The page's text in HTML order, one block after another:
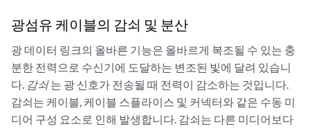
광섬유 케이블의 감쇠 및 분산
광 데이터 링크의 올바른 기능은 올바르게 복조될 수 있는 충
분한 전력으로 수신기에 도달하는 변조된 빛에 달려 있습니
다. 감쇠는 광 신호가 전송될 때 전력이 감소하는 것입니다.
감쇠는 케이블, 케이블 스플라이스 및 커넥터와 같은 수동 미
디어 구성 요소로 인해 발생합니다. 감쇠는 다른 미디어보다